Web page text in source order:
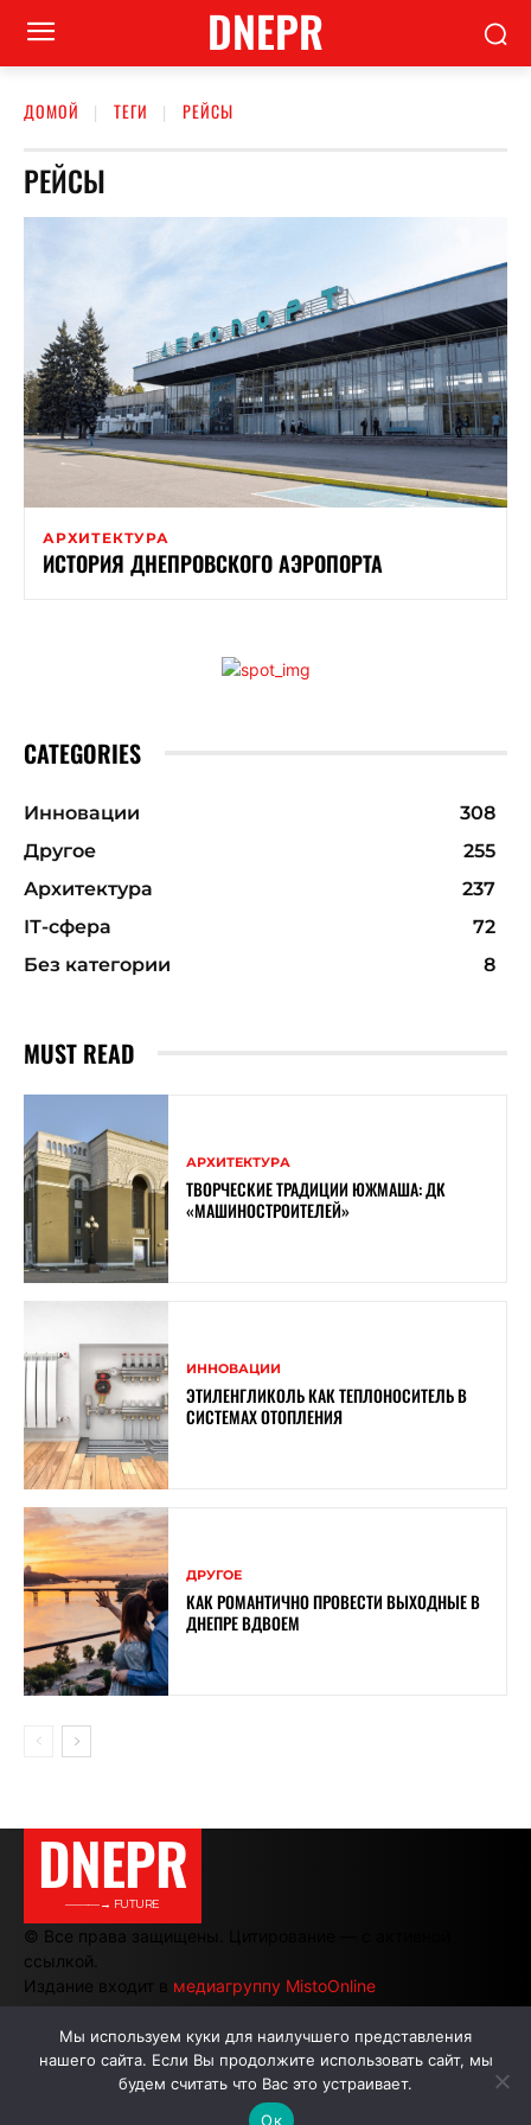
DNEPR
ДОМОЙ ТЕГИ РЕЙСЫ
РЕЙСЫ
АРХИТЕКТУРА
ИСТОРИЯ ДНЕПРОВСКОГО АЭРОПОРТА
CATEGORIES
Инновации
308
Другое
255
Архитектура
237
ІТ-сфера
72
Без категории
8
MUST READ
АРХИТЕКТУРА
ТВОРЧЕСКИЕ ТРАДИЦИИ ЮЖМАША: ДК
«МАШИНОСТРОИТЕЛЕЙ»
ИННОВАЦИИ
ЭТИЛЕНГЛИКОЛЬ КАК ТЕПЛОНОСИТЕЛЬ В
СИСТЕМАХ ОТОПЛЕНИЯ
ДРУГОЕ
КАК РОМАНТИЧНО ПРОВЕСТИ ВЫХОДНЫЕ В
ДНЕПРЕ ВДВОЕМ
DNEPR
———→ FUTURE
© Все права защищены. Цитирование — с активной
ссылкой.
Издание входит в медиагруппу MistoOnline
АВТОРЫ РЕКЛАМА НА САЙТЕ
Мы используем куки для наилучшего представления
нашего сайта. Если Вы продолжите использовать сайт, мы
будем считать что Вас это устраивает.
Ок